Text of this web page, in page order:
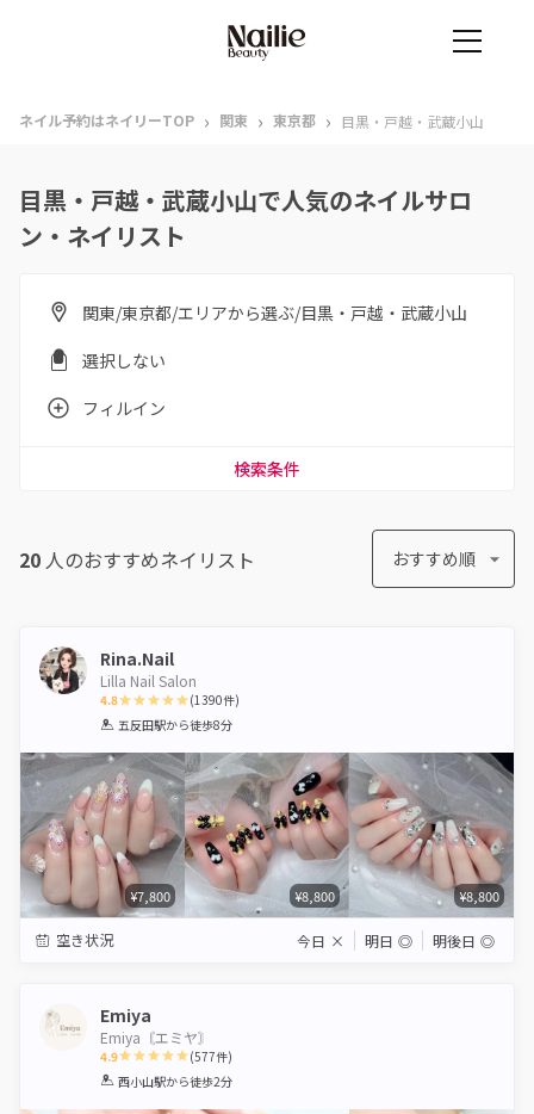
ネイル予約はネイリーTOP › 関東 › 東京都 › 目黒・戸越・武蔵小山
目黒・戸越・武蔵小山で人気のネイルサロ
ン・ネイリスト
関東/東京都/エリアから選ぶ/目黒・戸越・武蔵小山
選択しない
フィルイン
検索条件
20 人のおすすめネイリスト おすすめ順
Rina.Nail
Lilla Nail Salon
4.8
1 2 3 4 5
(1390件)
五反田駅から徒歩8分
¥7,800 ¥8,800 ¥8,800
空き状況 今日 × 明日 ◎ 明後日 ◎
Emiya
Emiya〘エミヤ〙
4.9
1 2 3 4 5
(577件)
西小山駅から徒歩2分